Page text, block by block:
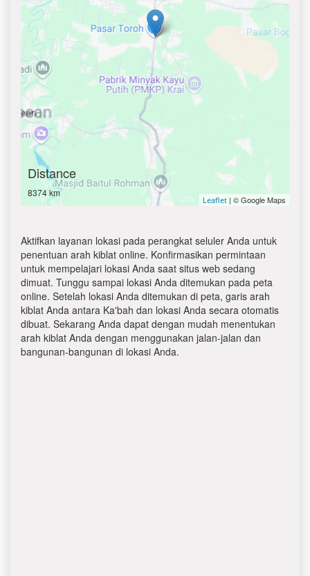
Distance
8374 km
Leaflet | © Google Maps
Aktifkan layanan lokasi pada perangkat seluler Anda untuk
penentuan arah kiblat online. Konfirmasikan permintaan
untuk mempelajari lokasi Anda saat situs web sedang
dimuat. Tunggu sampai lokasi Anda ditemukan pada peta
online. Setelah lokasi Anda ditemukan di peta, garis arah
kiblat Anda antara Ka'bah dan lokasi Anda secara otomatis
dibuat. Sekarang Anda dapat dengan mudah menentukan
arah kiblat Anda dengan menggunakan jalan-jalan dan
bangunan-bangunan di lokasi Anda.